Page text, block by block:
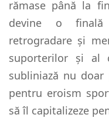
rămase până la
devine o
retrogradare și
suporterilor și al
subliniază nu
pentru eroism
să îl capitalizeze